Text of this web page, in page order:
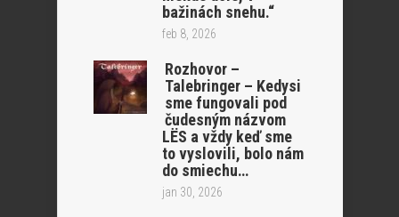
bažinách snehu.“
feb 8, 2026
Rozhovor –
Talebringer – Kedysi
sme fungovali pod
čudesným názvom
LËS a vždy keď sme
to vyslovili, bolo nám
do smiechu…
jan 30, 2026